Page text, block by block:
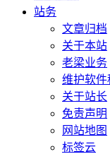
站务
文章归档
关于本站
老梁业务
维护软件
关于站长
免责声明
网站地图
标签云